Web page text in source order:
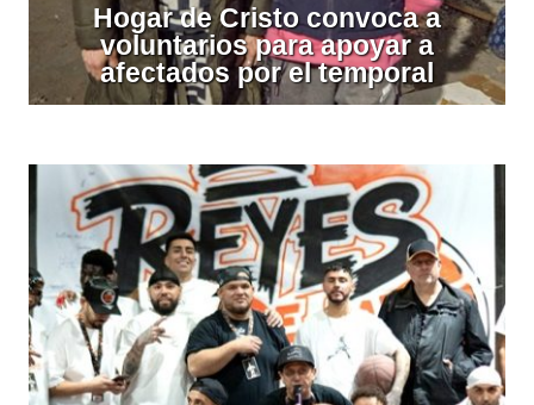
Hogar de Cristo convoca a
voluntarios para apoyar a
afectados por el temporal